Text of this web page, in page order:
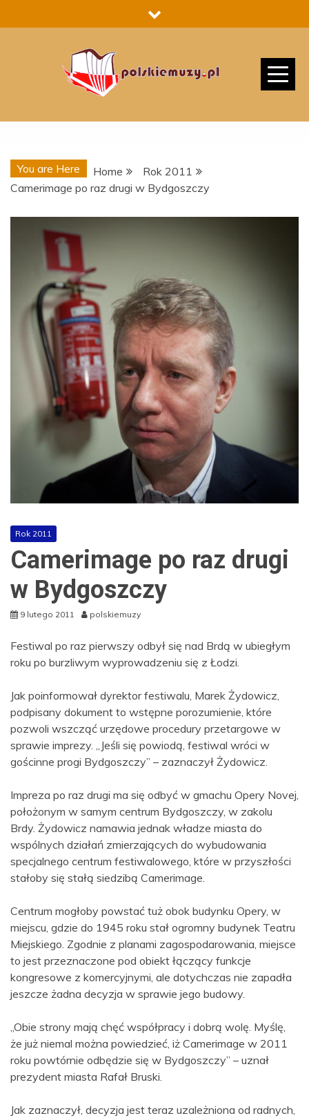
to
You are Here Home
Rok 2011
Camerimage po raz drugi w Bydgoszczy
Rok 2011
Camerimage po raz drugi
w Bydgoszczy
9 lutego 2011 polskiemuzy
Festiwal po raz pierwszy odbył się nad Brdą w ubiegłym
roku po burzliwym wyprowadzeniu się z Łodzi.
Jak poinformował dyrektor festiwalu, Marek Żydowicz,
podpisany dokument to wstępne porozumienie, które
pozwoli wszcząć urzędowe procedury przetargowe w
sprawie imprezy. „Jeśli się powiodą, festiwal wróci w
gościnne progi Bydgoszczy” – zaznaczył Żydowicz.
Impreza po raz drugi ma się odbyć w gmachu Opery Novej,
położonym w samym centrum Bydgoszczy, w zakolu
Brdy. Żydowicz namawia jednak władze miasta do
wspólnych działań zmierzających do wybudowania
specjalnego centrum festiwalowego, które w przyszłości
stałoby się stałą siedzibą Camerimage.
Centrum mogłoby powstać tuż obok budynku Opery, w
miejscu, gdzie do 1945 roku stał ogromny budynek Teatru
Miejskiego. Zgodnie z planami zagospodarowania, miejsce
to jest przeznaczone pod obiekt łączący funkcje
kongresowe z komercyjnymi, ale dotychczas nie zapadła
jeszcze żadna decyzja w sprawie jego budowy.
„Obie strony mają chęć współpracy i dobrą wolę. Myślę,
że już niemal można powiedzieć, iż Camerimage w 2011
roku powtórnie odbędzie się w Bydgoszczy” – uznał
prezydent miasta Rafał Bruski.
Jak zaznaczył, decyzja jest teraz uzależniona od radnych,